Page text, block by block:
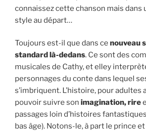
connaissez cette chanson mais dans
style au départ…
Toujours est-il que dans ce nouveau
standard là-dedans. Ce sont des
musicales de Cathy, et elley
personnages du conte dans lequel
s’imbriquent. L’histoire, pour adultes
pouvoir suivre son imagination, rire
passages loin d’histoires
bas âge). Notons-le, à part le prince